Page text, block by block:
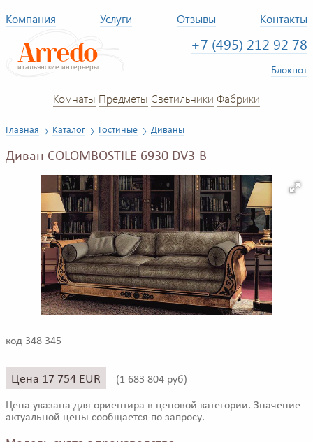
Компания Услуги Отзывы Контакты
+7 (495) 212 92 78
Блокнот
Комнаты Предметы Светильники Фабрики
Главная Каталог Гостиные Диваны
Диван COLOMBOSTILE 6930 DV3-B
код 348 345
Цена 17 754 EUR (1 683 804 руб)
Цена указана для ориентира в ценовой категории. Значение
актуальной цены сообщается по запросу.